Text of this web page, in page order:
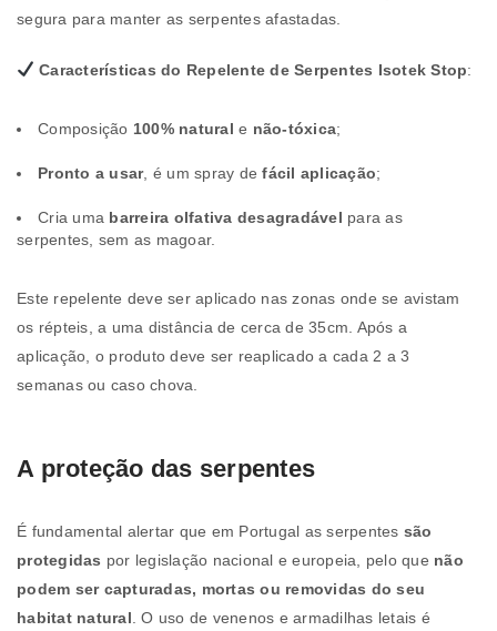
segura para manter as serpentes afastadas.
Características do Repelente de Serpentes Isotek Stop:
Composição 100% natural e não-tóxica;
Pronto a usar, é um spray defácil aplicação;
Cria uma barreira olfativa desagradável para as
serpentes, sem as magoar.
Este repelente deve ser aplicado nas zonas onde se avistam
os répteis, a uma distância de cerca de 35cm. Após a
aplicação, o produto deve ser reaplicado a cada 2 a 3
semanas ou caso chova.
A proteção das serpentes
É fundamental alertar que em Portugal as serpentes são
protegidas por legislação nacional e europeia, pelo que não
podem ser capturadas, mortas ou removidas do seu
habitat natural . O uso de venenos e armadilhas letais é